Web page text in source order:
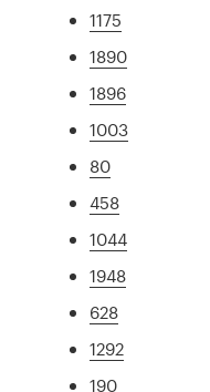
1175
1890
1896
1003
80
458
1044
1948
628
1292
190